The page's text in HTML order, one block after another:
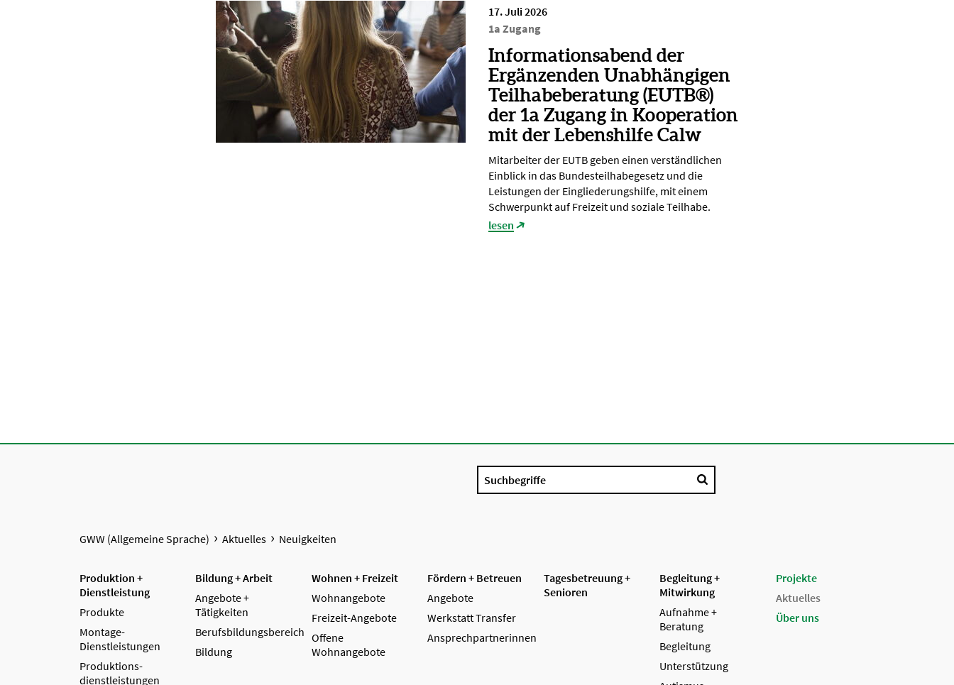
17. Juli 2026
1a Zugang
Informationsabend der
Ergänzenden Unabhängigen
Teilhabeberatung (EUTB®)
der 1a Zugang in Kooperation
mit der Lebenshilfe Calw
Mitarbeiter der EUTB geben einen verständlichen
Einblick in das Bundesteilhabegesetz und die
Leistungen der Eingliederungshilfe, mit einem
Schwerpunkt auf Freizeit und soziale Teilhabe.
lesen
Suchbegriffe
GWW (Allgemeine Sprache) Aktuelles Neuigkeiten
Produktion +
Dienstleistung
Produkte
Montage-
Dienstleistungen
Produktions­
dienstleistungen
Bildung + Arbeit
Angebote +
Tätigkeiten
Berufsbildungsbereich
Bildung
Wohnen + Freizeit
Wohnangebote
Freizeit-Angebote
Offene
Wohnangebote
Fördern + Betreuen
Angebote
Werkstatt Transfer
Ansprechpartnerinnen
Tagesbetreuung +
Senioren
Begleitung +
Mitwirkung
Aufnahme +
Beratung
Begleitung
Unterstützung
Projekte
Aktuelles
Über uns